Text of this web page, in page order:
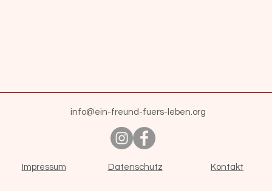
info@ein-freund-fuers-leben.org
Impressum Datenschutz Kontakt